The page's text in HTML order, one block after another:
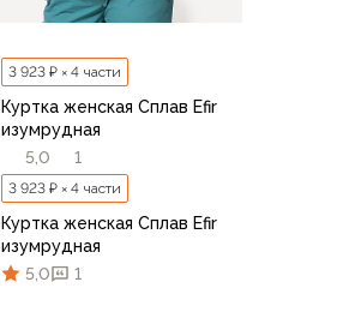
3 923 ₽ × 4 части
Куртка женская Сплав Efir
изумрудная
5,0
1
3 923 ₽ × 4 части
Куртка женская Сплав Efir
изумрудная
5,0
1